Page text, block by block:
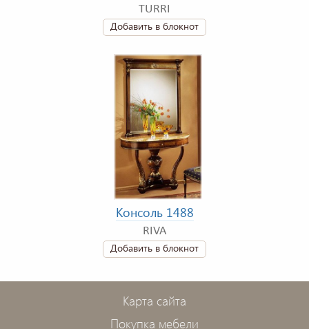
TURRI
Добавить в блокнот
Консоль 1488
RIVA
Добавить в блокнот
Карта сайта
Покупка мебели